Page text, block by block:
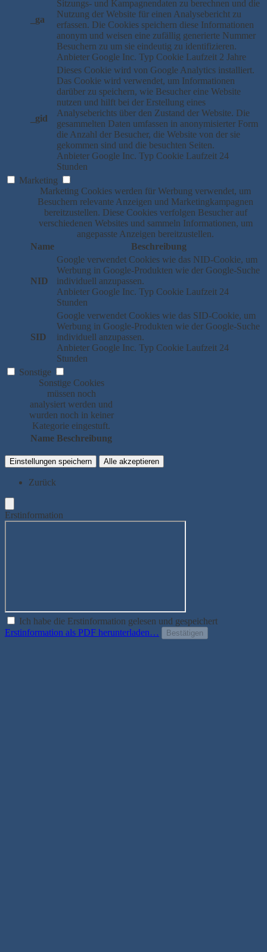
_ga
Sitzungs- und Kampagnendaten zu berechnen und die
Nutzung der Website für einen Analysebericht zu
erfassen. Die Cookies speichern diese Informationen
anonym und weisen eine zufällig generierte Nummer
Besuchern zu um sie eindeutig zu identifizieren.
Anbieter Google Inc. Typ Cookie Laufzeit 2 Jahre
_gid
Dieses Cookie wird von Google Analytics installiert.
Das Cookie wird verwendet, um Informationen
darüber zu speichern, wie Besucher eine Website
nutzen und hilft bei der Erstellung eines
Analyseberichts über den Zustand der Website. Die
gesammelten Daten umfassen in anonymisierter Form
die Anzahl der Besucher, die Website von der sie
gekommen sind und die besuchten Seiten.
Anbieter Google Inc. Typ Cookie Laufzeit 24
Stunden
Marketing
Marketing Cookies werden für Werbung verwendet, um
Besuchern relevante Anzeigen und Marketingkampagnen
bereitzustellen. Diese Cookies verfolgen Besucher auf
verschiedenen Websites und sammeln Informationen, um
angepasste Anzeigen bereitzustellen.
Name
Beschreibung
NID
Google verwendet Cookies wie das NID-Cookie, um
Werbung in Google-Produkten wie der Google-Suche
individuell anzupassen.
Anbieter Google Inc. Typ Cookie Laufzeit 24
Stunden
SID
Google verwendet Cookies wie das SID-Cookie, um
Werbung in Google-Produkten wie der Google-Suche
individuell anzupassen.
Anbieter Google Inc. Typ Cookie Laufzeit 24
Stunden
Sonstige
Sonstige Cookies
müssen noch
analysiert werden und
wurden noch in keiner
Kategorie eingestuft.
Name Beschreibung
Einstellungen speichern Alle akzeptieren
Zurück
Erstinformation
Ich habe die Erstinformation gelesen und gespeichert
Erstinformation als PDF herunterladen…
Bestätigen